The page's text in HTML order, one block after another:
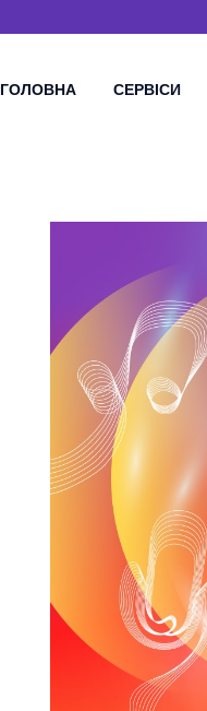
ГОЛОВНА СЕРВІСИ